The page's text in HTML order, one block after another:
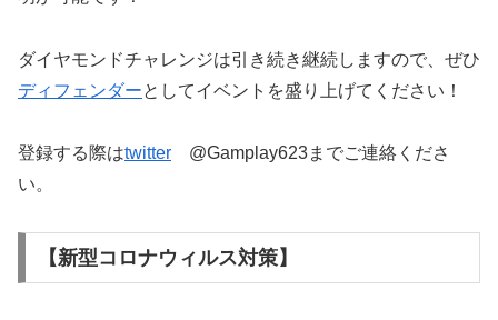
ダイヤモンドチャレンジは引き続き継続しますので、ぜひ
ディフェンダーとしてイベントを盛り上げてください！
登録する際はtwitter @Gamplay623までご連絡くださ
い。
【新型コロナウィルス対策】